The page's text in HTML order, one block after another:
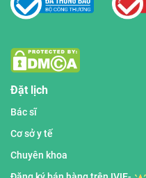
Đặt lịch
Bác sĩ
Cơ sở y tế
Chuyên khoa